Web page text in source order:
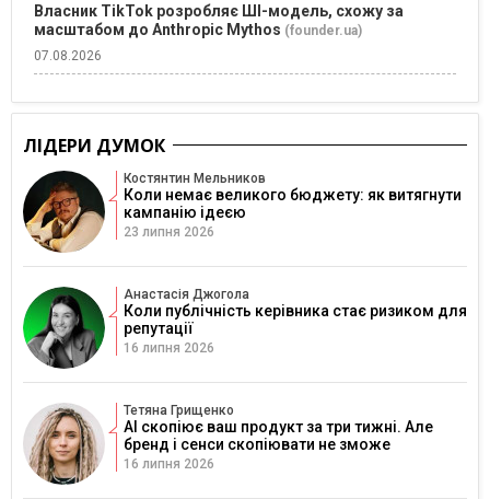
Власник TikTok розробляє ШІ-модель, схожу за
масштабом до Anthropic Mythos (founder.ua)
07.08.2026
ЛІДЕРИ ДУМОК
Костянтин Мельников
Коли немає великого бюджету: як витягнути
кампанію ідеєю
23 липня 2026
Анастасія Джогола
Коли публічність керівника стає ризиком для
репутації
16 липня 2026
Тетяна Грищенко
AI скопіює ваш продукт за три тижні. Але
бренд і сенси скопіювати не зможе
16 липня 2026